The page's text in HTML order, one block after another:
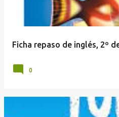
Ficha repaso de inglés, 2º
0